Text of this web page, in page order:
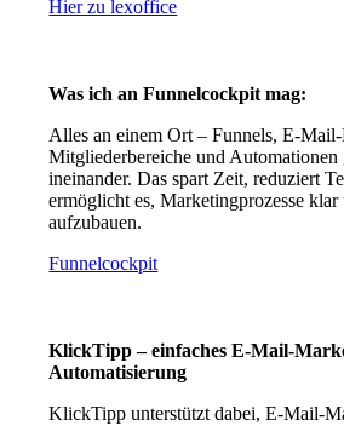
Hier zu lexoffice
Was ich an Funnelcockpit mag:
Alles an einem Ort – Funnels, E-
Mitgliederbereiche und Automationen
ineinander. Das spart Zeit, reduziert
ermöglicht es, Marketingprozesse
aufzubauen.
Funnelcockpit
KlickTipp – einfaches E-Mail-
Automatisierung
KlickTipp unterstützt dabei, E-Mail-